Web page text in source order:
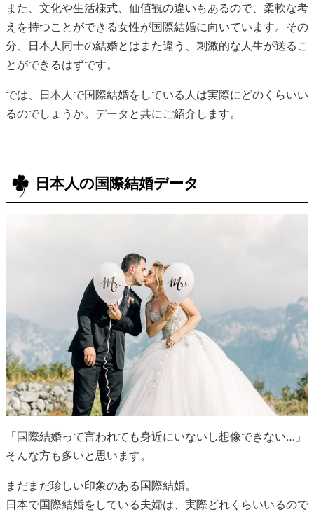
また、文化や生活様式、価値観の違いもあるので、柔軟な考
えを持つことができる女性が国際結婚に向いています。その
分、日本人同士の結婚とはまた違う、刺激的な人生が送るこ
とができるはずです。
では、日本人で国際結婚をしている人は実際にどのくらいい
るのでしょうか。データと共にご紹介します。
日本人の国際結婚データ
「国際結婚って言われても身近にいないし想像できない…」
そんな方も多いと思います。
まだまだ珍しい印象のある国際結婚。
日本で国際結婚をしている夫婦は、実際どれくらいいるので